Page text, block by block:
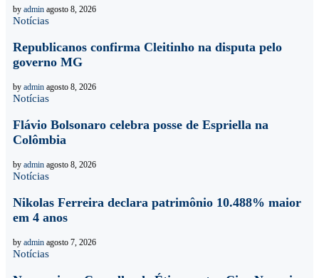
by admin agosto 8, 2026
Notícias
Republicanos confirma Cleitinho na disputa pelo
governo MG
by admin agosto 8, 2026
Notícias
Flávio Bolsonaro celebra posse de Espriella na
Colômbia
by admin agosto 8, 2026
Notícias
Nikolas Ferreira declara patrimônio 10.488% maior
em 4 anos
by admin agosto 7, 2026
Notícias